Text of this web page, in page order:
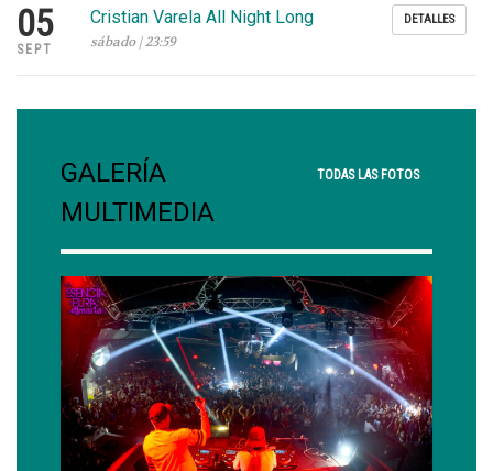
05
SEPT
Cristian Varela All Night Long
sábado | 23:59
DETALLES
TODAS LAS FOTOS
GALERÍA
MULTIMEDIA